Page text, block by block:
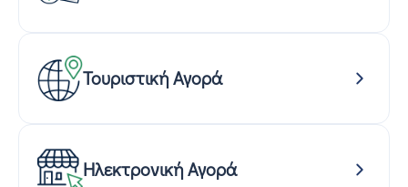
Τουριστική Αγορά
Ηλεκτρονική Αγορά